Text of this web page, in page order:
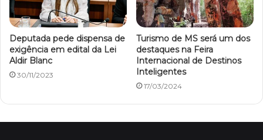
Deputada pede dispensa de
exigência em edital da Lei
Aldir Blanc
30/11/2023
Turismo de MS será um dos
destaques na Feira
Internacional de Destinos
Inteligentes
17/03/2024